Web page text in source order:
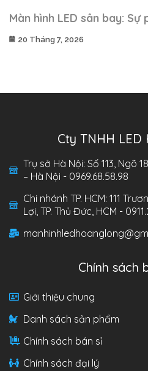
Màn hình LED sân bay: Sự
20 Tháng 7, 2026
Cty TNHH LED
Trụ sở Hà Nội: Số 113, Ngõ
– Hà Nội - 0969.68.58.98
Chi nhánh TP. HCM: 111
Lợi, TP. Thủ Đức, HCM -
Chính sách
Giới thiệu chung
Danh sách sản phẩm
Chính sách bán sỉ
Chính sách đại lý